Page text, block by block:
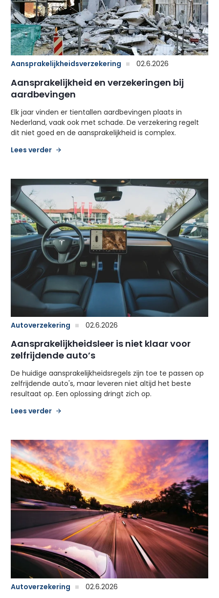
Aansprakelijkheidsverzekering 02.6.2026
Aansprakelijkheid en verzekeringen bij
aardbevingen
Elk jaar vinden er tientallen aardbevingen plaats in
Nederland, vaak ook met schade. De verzekering regelt
dit niet goed en de aansprakelijkheid is complex.
Lees verder
Autoverzekering 02.6.2026
Aansprakelijkheidsleer is niet klaar voor
zelfrijdende auto’s
De huidige aansprakelijkheidsregels zijn toe te passen op
zelfrijdende auto's, maar leveren niet altijd het beste
resultaat op. Een oplossing dringt zich op.
Lees verder
Autoverzekering 02.6.2026